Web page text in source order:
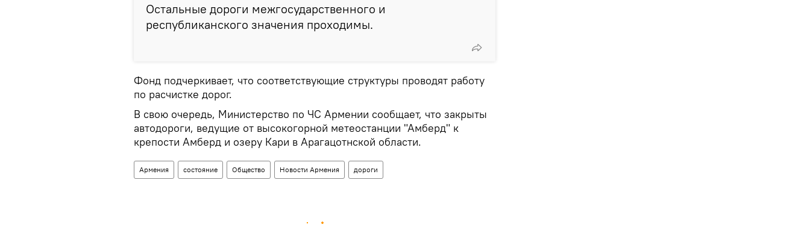
Остальные дороги межгосударственного и
республиканского значения проходимы.
Фонд подчеркивает, что соответствующие структуры проводят работу
по расчистке дорог.
В свою очередь, Министерство по ЧС Армении сообщает, что закрыты
автодороги, ведущие от высокогорной метеостанции "Амберд" к
крепости Амберд и озеру Кари в Арагацотнской области.
Армения состояние Общество Новости Армения дороги